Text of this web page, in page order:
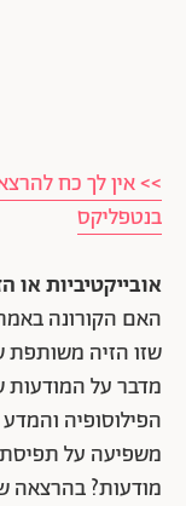
>> אין לך כח
בנטפליקס
אובייקטיביות או
האם הקורונה
שזו הזיה משותפת
מדבר על המודעות
הפילוסופיה
משפיעה על תפיסת
מודעות? בהרצאה